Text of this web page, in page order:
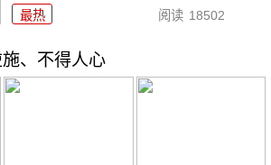
最热 阅读 18502
、不得人心